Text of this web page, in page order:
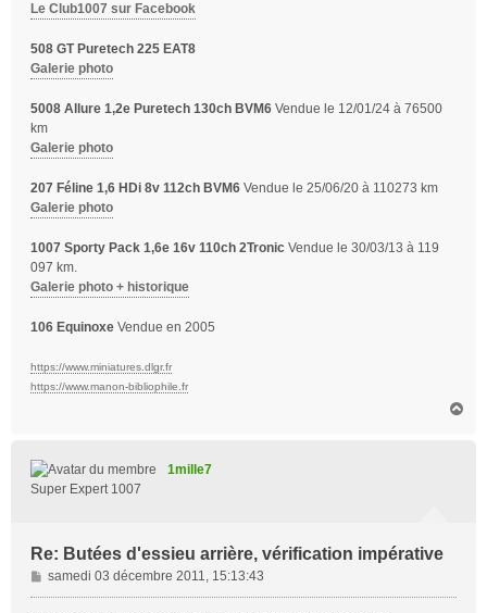
Le Club1007 sur Facebook
508 GT Puretech 225 EAT8
Galerie photo
5008 Allure 1,2e Puretech 130ch BVM6 Vendue le 12/01/24 à 76500
km
Galerie photo
207 Féline 1,6 HDi 8v 112ch BVM6 Vendue le 25/06/20 à 110273 km
Galerie photo
1007 Sporty Pack 1,6e 16v 110ch 2Tronic Vendue le 30/03/13 à 119
097 km.
Galerie photo + historique
106 Equinoxe Vendue en 2005
https://www.miniatures.dlgr.fr
https://www.manon-bibliophile.fr
1mille7
Super Expert 1007
Re: Butées d'essieu arrière, vérification impérative
M
e
samedi 03 décembre 2011, 15:13:43